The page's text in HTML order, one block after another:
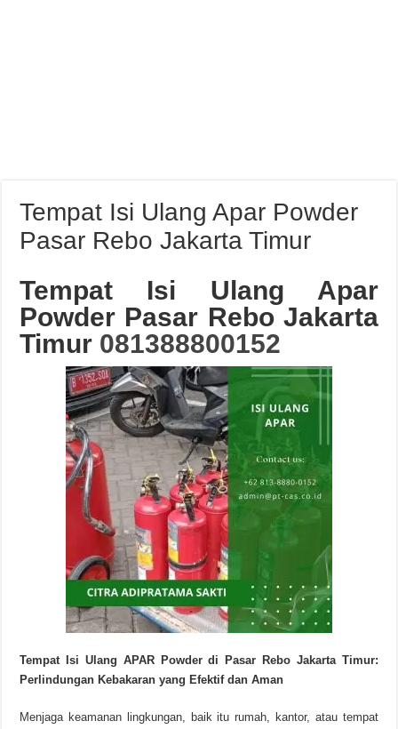
Tempat Isi Ulang Apar Powder
Pasar Rebo Jakarta Timur
Tempat Isi Ulang Apar
Powder Pasar Rebo Jakarta
Timur 081388800152
Tempat Isi Ulang APAR Powder di Pasar Rebo Jakarta Timur:
Perlindungan Kebakaran yang Efektif dan Aman
Menjaga keamanan lingkungan, baik itu rumah, kantor, atau tempat